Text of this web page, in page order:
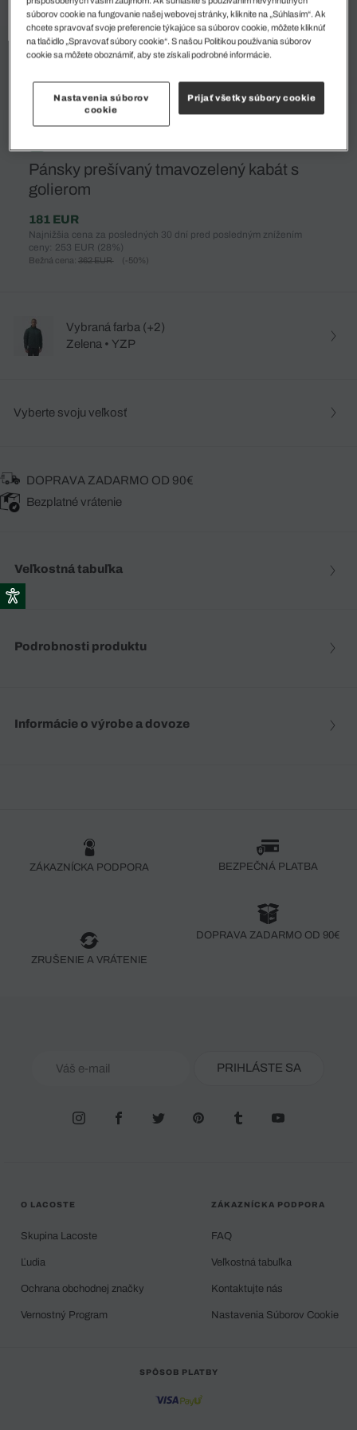
Pánsky prešívaný tmavozelený kabát s
golierom
181 EUR
Najnižšia cena za posledných 30 dní pred posledným znížením
ceny: 253 EUR (28%)
Bežná cena: 362 EUR (-50%)
Vybraná farba (+2)
Zelena • YZP
Vyberte svoju veľkosť
DOPRAVA ZADARMO OD 90€
Bezplatné vrátenie
Veľkostná tabuľka
Podrobnosti produktu
Informácie o výrobe a dovoze
ZÁKAZNÍCKA PODPORA BEZPEČNÁ PLATBA
ZRUŠENIE A VRÁTENIE
DOPRAVA ZADARMO OD 90€
PRIHLÁSTE SA
O LACOSTE
Skupina Lacoste
Ľudia
Ochrana obchodnej značky
Vernostný Program
ZÁKAZNÍCKA PODPORA
FAQ
Veľkostná tabuľka
Kontaktujte nás
Nastavenia Súborov Cookie
SPÔSOB PLATBY
súborov cookie na fungovanie našej webovej stránky, kliknite na „Súhlasím“. Ak
chcete spravovať svoje preferencie týkajúce sa súborov cookie, môžete kliknúť
na tlačidlo „Spravovať súbory cookie“. S našou Politikou používania súborov
cookie sa môžete oboznámiť, aby ste získali podrobné informácie.
Nastavenia súborov
cookie
Prijať všetky súbory cookie